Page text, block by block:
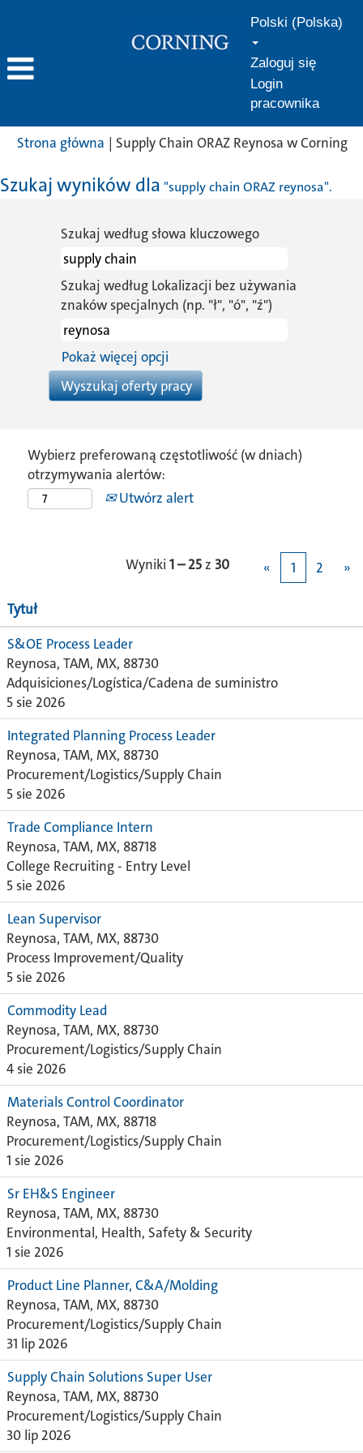
Polski (Polska)
Zaloguj się
Login
pracownika
Strona główna | Supply Chain ORAZ Reynosa w Corning
Szukaj wyników dla "supply chain ORAZ reynosa".
Szukaj według słowa kluczowego
Szukaj według Lokalizacji bez używania
znaków specjalnych (np. "ł", "ó", "ź")
Pokaż więcej opcji
Wybierz preferowaną częstotliwość (w dniach)
otrzymywania alertów:
Utwórz alert
Wyniki 1 – 25z 30 « 1 2 »
Tytuł
S&OE Process Leader
Reynosa, TAM, MX, 88730
Adquisiciones/Logística/Cadena de suministro
5 sie 2026
Integrated Planning Process Leader
Reynosa, TAM, MX, 88730
Procurement/Logistics/Supply Chain
5 sie 2026
Trade Compliance Intern
Reynosa, TAM, MX, 88718
College Recruiting - Entry Level
5 sie 2026
Lean Supervisor
Reynosa, TAM, MX, 88730
Process Improvement/Quality
5 sie 2026
Commodity Lead
Reynosa, TAM, MX, 88730
Procurement/Logistics/Supply Chain
4 sie 2026
Materials Control Coordinator
Reynosa, TAM, MX, 88718
Procurement/Logistics/Supply Chain
1 sie 2026
Sr EH&S Engineer
Reynosa, TAM, MX, 88730
Environmental, Health, Safety & Security
1 sie 2026
Product Line Planner, C&A/Molding
Reynosa, TAM, MX, 88730
Procurement/Logistics/Supply Chain
31 lip 2026
Supply Chain Solutions Super User
Reynosa, TAM, MX, 88730
Procurement/Logistics/Supply Chain
30 lip 2026